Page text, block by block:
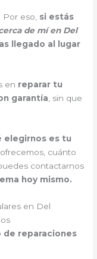
eso, si estás
de mí en Del
llegado al lugar
en reparar tu
garantía , sin que
elegirnos es tu
cuánto
contactarnos
hoy mismo.
en Del
reparaciones